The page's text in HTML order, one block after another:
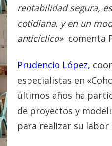
rentabilidad segura,
cotidiana, y en un
anticíclico» comenta
Prudencio López,
especialistas en
últimos años ha
de proyectos y
para realizar su labor